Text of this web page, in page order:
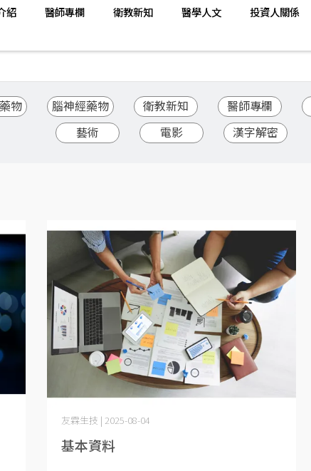
紹 醫師專欄 衛教新知 醫學人文 投資人關係
物 腦神經藥物 衛教新知 醫師專欄
藝術
電影 漢字解密
基本資料
友霖生技 | 2025-08-04